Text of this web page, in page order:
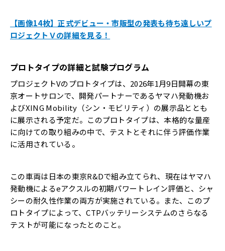
【画像14枚】正式デビュー・市販型の発表も待ち遠しいプ
ロジェクトＶの詳細を見る！
プロトタイプの詳細と試験プログラム
プロジェクトVのプロトタイプは、2026年1月9日開幕の東
京オートサロンで、開発パートナーであるヤマハ発動機お
よびXING Mobility（シン・モビリティ）の展示品ととも
に展示される予定だ。このプロトタイプは、本格的な量産
に向けての取り組みの中で、テストとそれに伴う評価作業
に活用されている。
この車両は日本の東京R&Dで組み立てられ、現在はヤマハ
発動機によるeアクスルの初期パワートレイン評価と、シャ
シーの耐久性作業の両方が実施されている。また、このプ
ロトタイプによって、CTPバッテリーシステムのさらなる
テストが可能になったとのこと。